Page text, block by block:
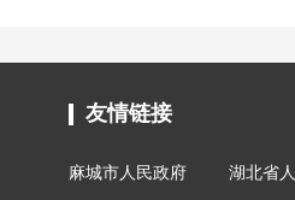
友情链接
麻城市人民政府 湖北省